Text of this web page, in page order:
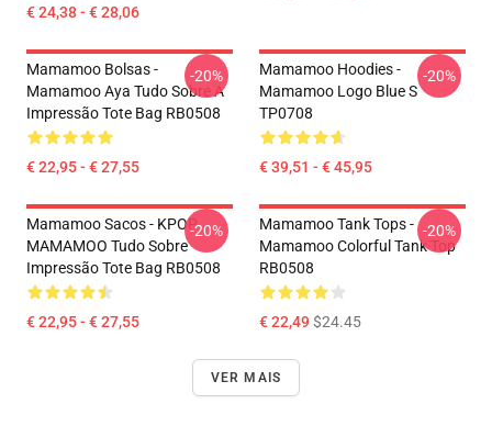
€ 24,38 - € 28,06
Mamamoo Bolsas -
Mamamoo Aya Tudo Sobre A
Impressão Tote Bag RB0508
€ 22,95 - € 27,55
-20%
Mamamoo Hoodies -
Mamamoo Logo Blue S
TP0708
€ 39,51 - € 45,95
-20%
Mamamoo Sacos - KPOP
MAMAMOO Tudo Sobre
Impressão Tote Bag RB0508
€ 22,95 - € 27,55
-20%
Mamamoo Tank Tops -
Mamamoo Colorful Tank Top
RB0508
€ 22,49$24.45
-20%
VER MAIS